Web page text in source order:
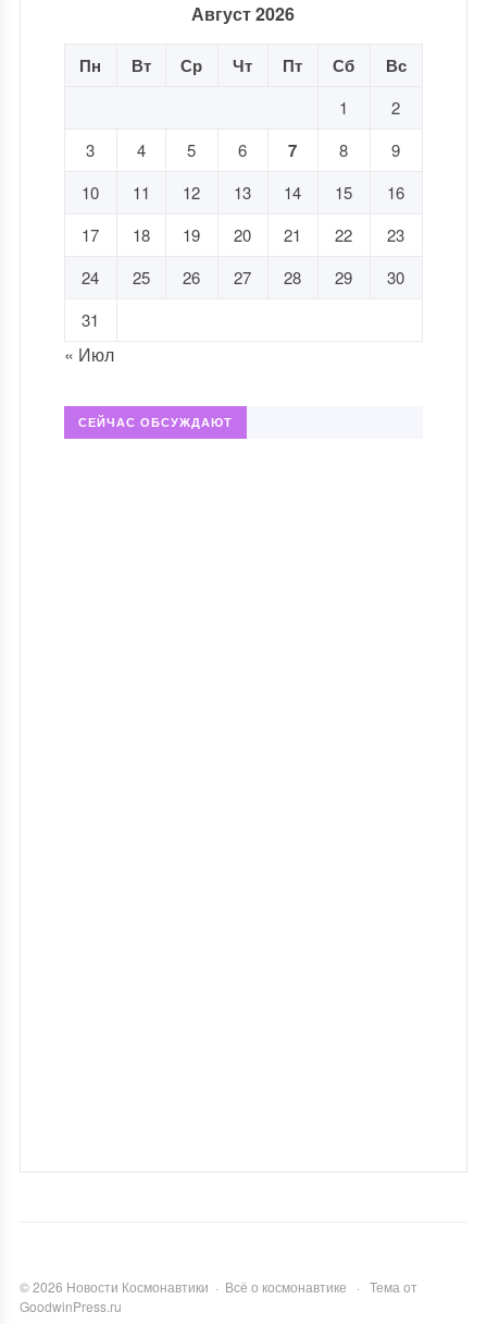
Август 2026
Пн Вт Ср Чт Пт Сб Вс
1
2
3
4 5 6 7 8
9
10
11 12 13 14 15
16
17
18 19 20 21 22
23
24
25 26 27 28 29
30
31
« Июл
СЕЙЧАС ОБСУЖДАЮТ
©2026 Новости Космонавтики · Всё о космонавтике · Тема от
GoodwinPress.ru